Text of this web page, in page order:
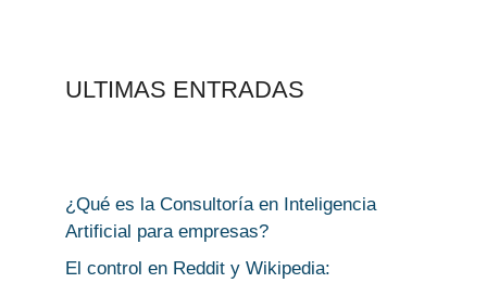
ULTIMAS ENTRADAS
¿Qué es la Consultoría en Inteligencia
Artificial para empresas?
El control en Reddit y Wikipedia: